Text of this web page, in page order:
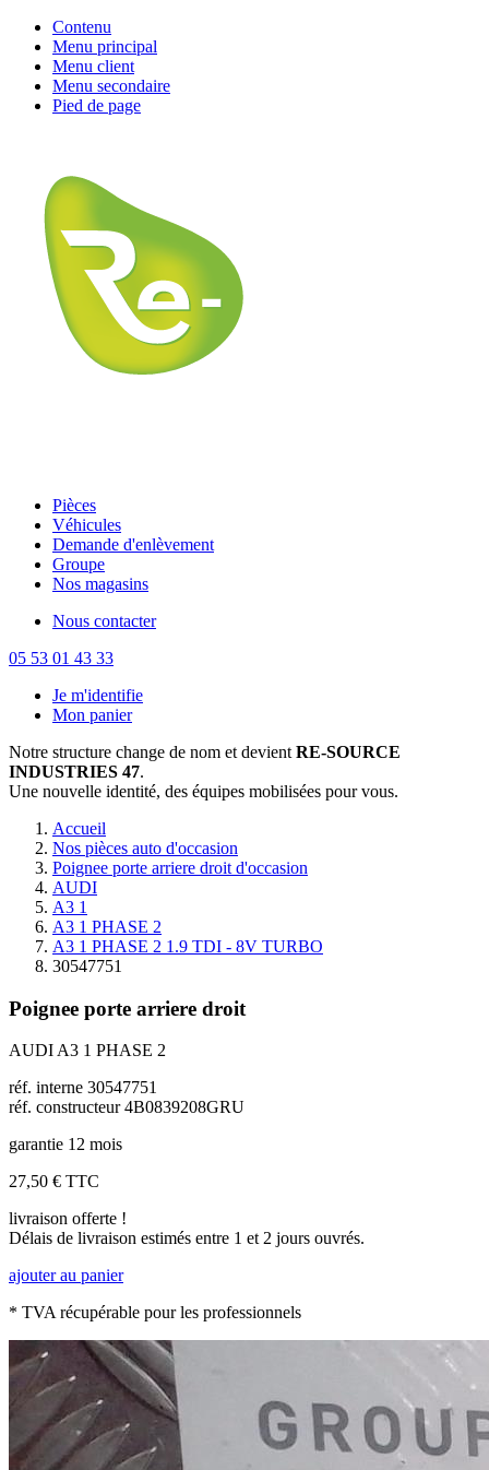
Contenu
Menu principal
Menu client
Menu secondaire
Pied de page
Pièces
Véhicules
Demande d'enlèvement
Groupe
Nos magasins
Nous contacter
05 53 01 43 33
Je m'identifie
Mon panier
Notre structure change de nom et devient RE-SOURCE
INDUSTRIES 47.
Une nouvelle identité, des équipes mobilisées pour vous.
Accueil
Nos pièces auto d'occasion
Poignee porte arriere droit d'occasion
AUDI
A3 1
A3 1 PHASE 2
A3 1 PHASE 2 1.9 TDI - 8V TURBO
30547751
Poignee porte arriere droit
AUDI A3 1 PHASE 2
réf. interne 30547751
réf. constructeur 4B0839208GRU
garantie 12 mois
27,50 € TTC
livraison offerte !
Délais de livraison estimés entre 1 et 2 jours ouvrés.
ajouter au panier
* TVA récupérable pour les professionnels